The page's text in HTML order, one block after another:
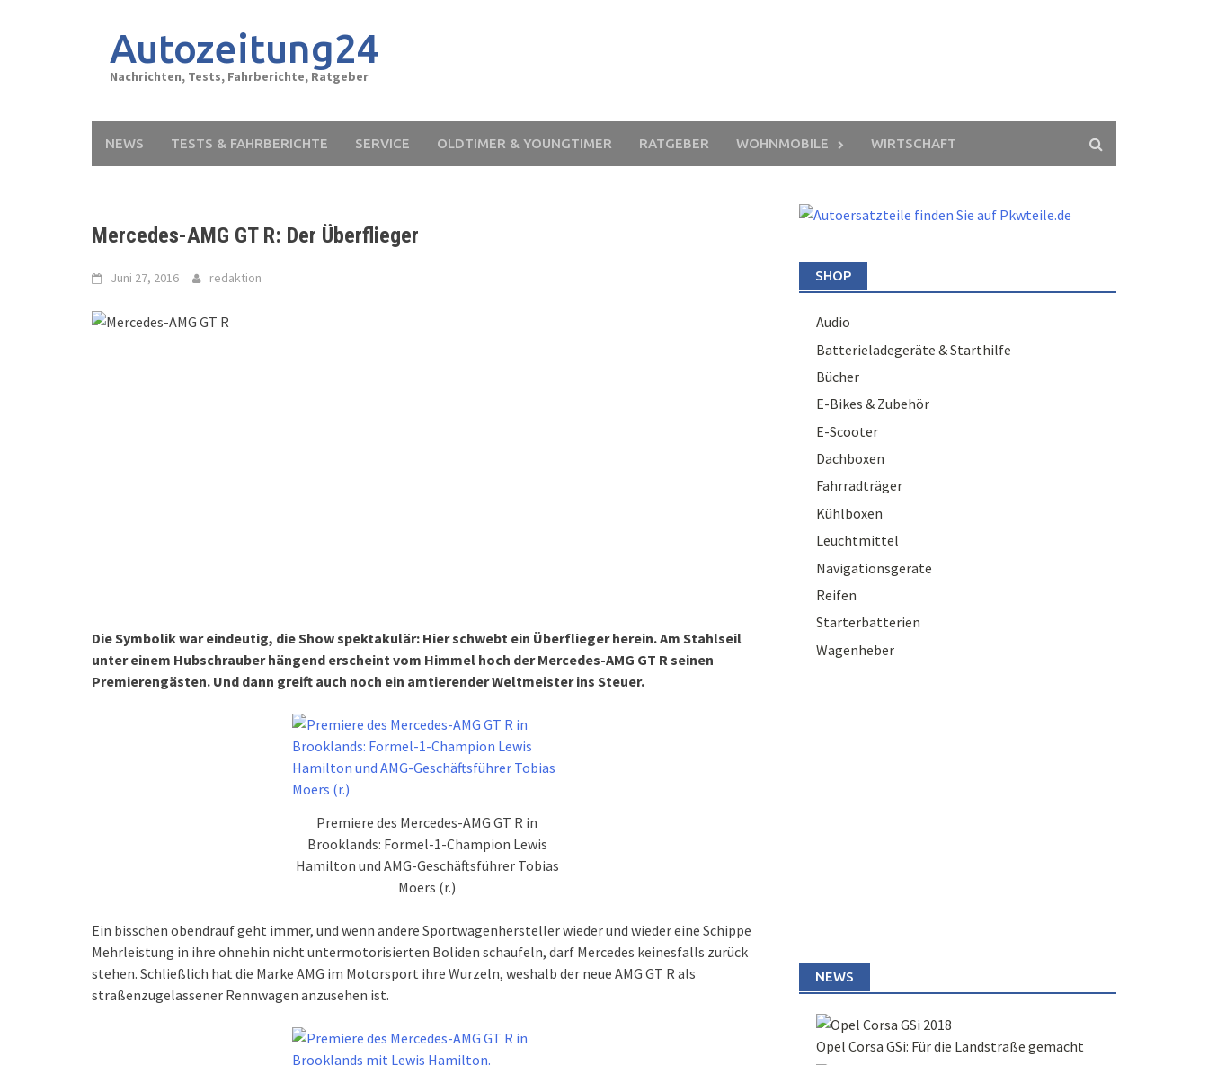
Autozeitung24
Nachrichten, Tests, Fahrberichte, Ratgeber
NEWS TESTS & FAHRBERICHTE SERVICE OLDTIMER & YOUNGTIMER RATGEBER WOHNMOBILE WIRTSCHAFT
Mercedes-AMG GT R: Der Überflieger
Juni 27, 2016 redaktion
Die Symbolik war eindeutig, die Show spektakulär: Hier schwebt ein Überflieger herein. Am Stahlseil
unter einem Hubschrauber hängend erscheint vom Himmel hoch der Mercedes-AMG GT R seinen
Premierengästen. Und dann greift auch noch ein amtierender Weltmeister ins Steuer.
Premiere des Mercedes-AMG GT R in
Brooklands: Formel-1-Champion Lewis
Hamilton und AMG-Geschäftsführer Tobias
Moers (r.)
Ein bisschen obendrauf geht immer, und wenn andere Sportwagenhersteller wieder und wieder eine Schippe
Mehrleistung in ihre ohnehin nicht untermotorisierten Boliden schaufeln, darf Mercedes keinesfalls zurück
stehen. Schließlich hat die Marke AMG im Motorsport ihre Wurzeln, weshalb der neue AMG GT R als
straßenzugelassener Rennwagen anzusehen ist.
SHOP
Audio
Batterieladegeräte & Starthilfe
Bücher
E-Bikes & Zubehör
E-Scooter
Dachboxen
Fahrradträger
Kühlboxen
Leuchtmittel
Navigationsgeräte
Reifen
Starterbatterien
Wagenheber
NEWS
Opel Corsa GSi: Für die Landstraße gemacht